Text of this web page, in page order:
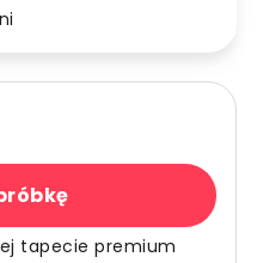
tapecie premium